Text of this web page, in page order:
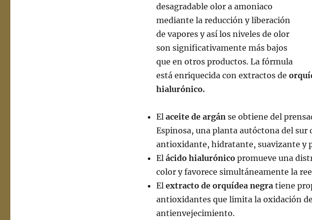
desagradable olor a amoniaco
mediante la reducción y liberación
de vapores y así los niveles de olor
son significativamente más bajos
que en otros productos. La fórmula
está enriquecida con extractos de
hialurónico.
El aceite de argánse obtiene del
Espinosa, una planta autóctona del sur
antioxidante, hidratante, suavizante y
El ácido hialurónicopromueve una
color y favorece simultáneamente la
El extracto de orquídea negratiene
antioxidantes que limita la oxidación
antienvejecimiento.